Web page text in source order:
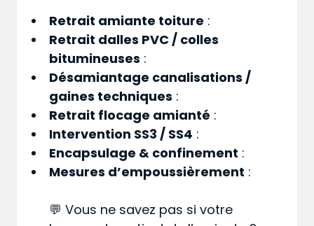
Retrait amiante toiture :
Retrait dalles PVC / colles
bitumineuses :
Désamiantage canalisations /
gaines techniques :
Retrait flocage amianté :
Intervention SS3 / SS4 :
Encapsulage & confinement :
Mesures d’empoussièrement :
💬 Vous ne savez pas si votre